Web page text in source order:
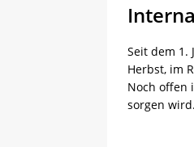
Seit dem 1.
Herbst, im
Noch offen
sorgen wird.